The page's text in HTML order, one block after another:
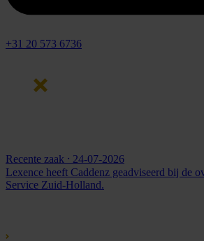
+31 20 573 6736
Recente zaak ⸱ 24-07-2026
Lexence heeft Caddenz geadviseerd bij de
Service Zuid-Holland.